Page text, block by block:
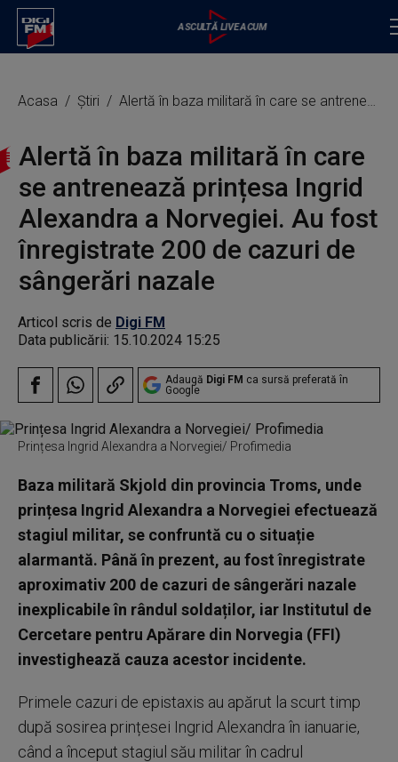
Acasa Știri Alertă în baza militară în care se antrenează prințesa Ingrid Alexandra a Norvegiei. Au fost înregistrate 200 de cazuri de sângerări nazale
Alertă în baza militară în care
se antrenează prințesa Ingrid
Alexandra a Norvegiei. Au fost
înregistrate 200 de cazuri de
sângerări nazale
Articol scris de Digi FM
Data publicării: 15.10.2024 15:25
Adaugă Digi FM ca sursă preferată în
Google
Prințesa Ingrid Alexandra a Norvegiei/ Profimedia
Baza militară Skjold din provincia Troms, unde
prințesa Ingrid Alexandra a Norvegiei efectuează
stagiul militar, se confruntă cu o situație
alarmantă. Până în prezent, au fost înregistrate
aproximativ 200 de cazuri de sângerări nazale
inexplicabile în rândul soldaților, iar Institutul de
Cercetare pentru Apărare din Norvegia (FFI)
investighează cauza acestor incidente.
Primele cazuri de epistaxis au apărut la scurt timp
după sosirea prințesei Ingrid Alexandra în ianuarie,
când a început stagiul său militar în cadrul